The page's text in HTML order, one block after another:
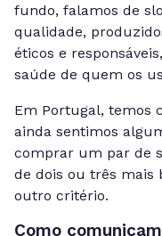
fundo, falamos de
qualidade,
éticos e
saúde de quem os
Em Portugal, temos
ainda sentimos
comprar um par de
de dois ou três mais
outro critério.
Como